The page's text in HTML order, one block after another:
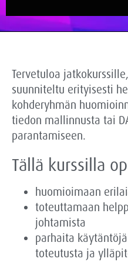
Tervetuloa
suunniteltu erityisesti
kohderyhmän
tiedon mallinnusta tai
parantamiseen.
Tällä kurssilla
huomioimaan
toteuttamaan
johtamista
parhaita
toteutusta ja